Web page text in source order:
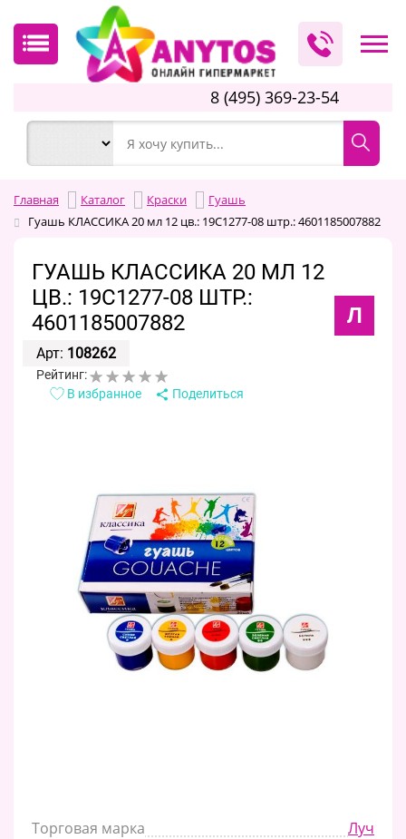
8 (495) 369-23-54
Главная Каталог Краски
Гуашь
Гуашь КЛАССИКА 20 мл 12 цв.: 19С1277-08 штр.: 4601185007882
ГУАШЬ КЛАССИКА 20 МЛ 12
ЦВ.: 19С1277-08 ШТР.:
4601185007882
Л
Арт: 108262
Рейтинг:
В избранное
Поделиться
Торговая марка
Луч